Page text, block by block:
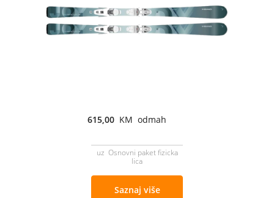
615,00 KM odmah
uz Osnovni paket fizicka
lica
Saznaj više